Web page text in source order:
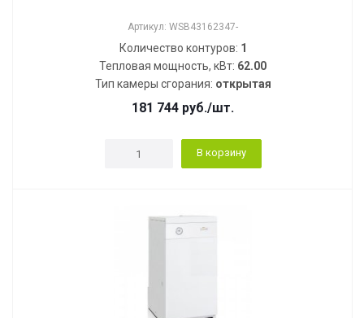
Артикул: WSB43162347-
Количество контуров: 1
Тепловая мощность, кВт: 62.00
Тип камеры сгорания: открытая
181 744 руб./шт.
В корзину